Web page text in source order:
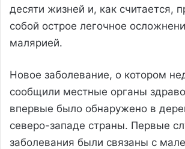
десяти жизней и, как считается,
собой острое легочное
малярией.
Новое заболевание, о котором
сообщили местные органы
впервые было обнаружено в
северо-западе страны. Первые
заболевания были связаны с